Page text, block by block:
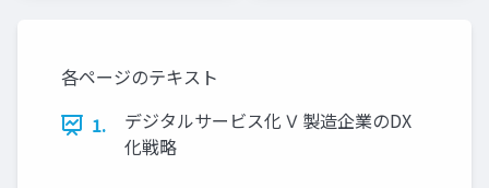
各ページのテキスト
1.
デジタルサービス化 Ⅴ 製造企業のDX
化戦略